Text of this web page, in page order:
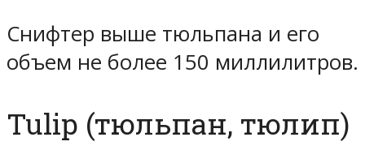
Снифтер выше тюльпана и его
объем не более 150 миллилитров.
Tulip (тюльпан, тюлип)